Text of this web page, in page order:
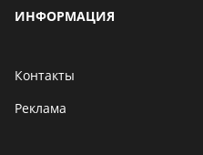
ИНФОРМАЦИЯ
Контакты
Реклама